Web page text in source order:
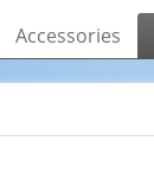
Accessories